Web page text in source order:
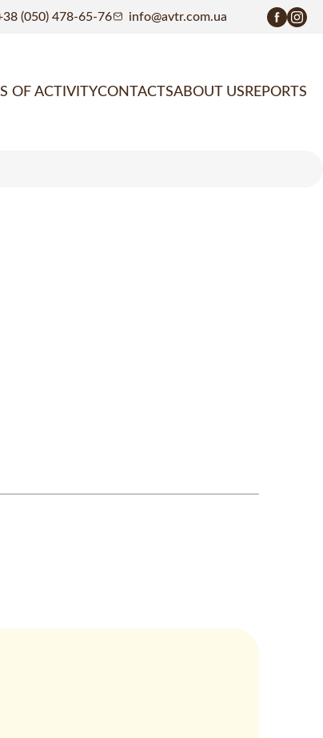
(050) 478-65-76 info@avtr.com.ua
OF ACTIVITYCONTACTSABOUT US REPORTS